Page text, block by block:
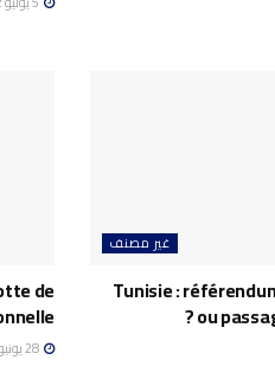
غير مصنف
Tunisie :
ou
de